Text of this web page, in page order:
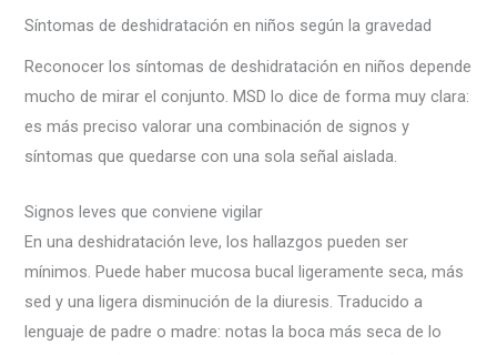
Síntomas de deshidratación en niños según la gravedad
Reconocer los síntomas de deshidratación en niños depende
mucho de mirar el conjunto. MSD lo dice de forma muy clara:
es más preciso valorar una combinación de signos y
síntomas que quedarse con una sola señal aislada.
Signos leves que conviene vigilar
En una deshidratación leve, los hallazgos pueden ser
mínimos. Puede haber mucosa bucal ligeramente seca, más
sed y una ligera disminución de la diuresis. Traducido a
lenguaje de padre o madre: notas la boca más seca de lo